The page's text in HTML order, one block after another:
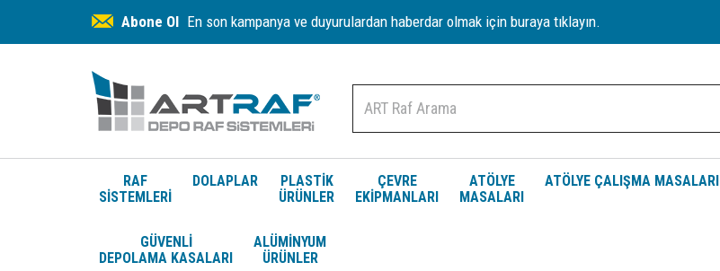
Abone Ol En son kampanya ve duyurulardan haberdar olmak için buraya tıklayın.
RAF
SİSTEMLERİ
DOLAPLAR
PLASTİK
ÜRÜNLER
ÇEVRE
EKİPMANLARI
ATÖLYE
MASALARI
ATÖLYE ÇALIŞMA MASALARI
GÜVENLİ
DEPOLAMA KASALARI
ALÜMİNYUM
ÜRÜNLER